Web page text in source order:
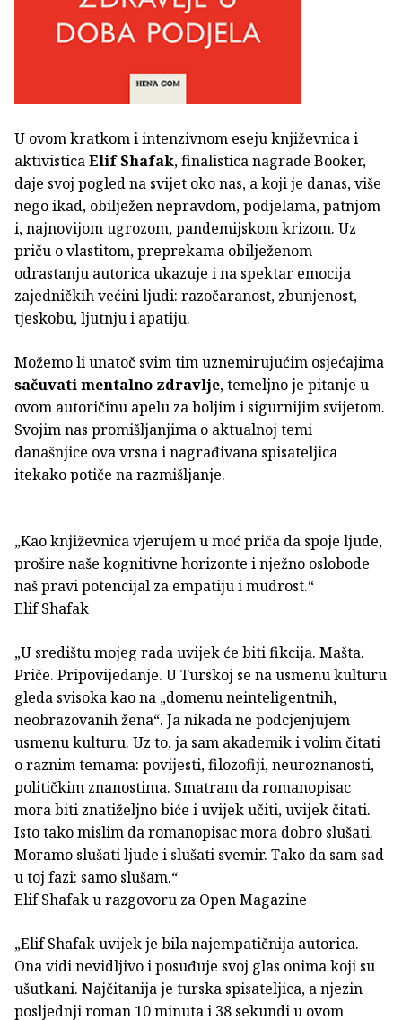
U ovom kratkom i intenzivnom eseju književnica i
aktivisticaElif Shafak, finalistica nagrade Booker,
daje svoj pogled na svijet oko nas, a koji je danas, više
nego ikad, obilježen nepravdom, podjelama, patnjom
i, najnovijom ugrozom, pandemijskom krizom. Uz
priču o vlastitom, preprekama obilježenom
odrastanju autorica ukazuje i na spektar emocija
zajedničkih većini ljudi: razočaranost, zbunjenost,
tjeskobu, ljutnju i apatiju.
Možemo li unatoč svim tim uznemirujućim osjećajima
sačuvati mentalno zdravlje, temeljno je pitanje u
ovom autoričinu apelu za boljim i sigurnijim svijetom.
Svojim nas promišljanjima o aktualnoj temi
današnjice ova vrsna i nagrađivana spisateljica
itekako potiče na razmišljanje.
„Kao književnica vjerujem u moć priča da spoje ljude,
prošire naše kognitivne horizonte i nježno oslobode
naš pravi potencijal za empatiju i mudrost.“
Elif Shafak
„U središtu mojeg rada uvijek će biti fikcija. Mašta.
Priče. Pripovijedanje. U Turskoj se na usmenu kulturu
gleda svisoka kao na „domenu neinteligentnih,
neobrazovanih žena“. Ja nikada ne podcjenjujem
usmenu kulturu. Uz to, ja sam akademik i volim čitati
o raznim temama: povijesti, filozofiji, neuroznanosti,
političkim znanostima. Smatram da romanopisac
mora biti znatiželjno biće i uvijek učiti, uvijek čitati.
Isto tako mislim da romanopisac mora dobro slušati.
Moramo slušati ljude i slušati svemir. Tako da sam sad
u toj fazi: samo slušam.“
Elif Shafak u razgovoru za Open Magazine
„Elif Shafak uvijek je bila najempatičnija autorica.
Ona vidi nevidljivo i posuđuje svoj glas onima koji su
ušutkani. Najčitanija je turska spisateljica, a njezin
posljednji roman 10 minuta i 38 sekundi u ovom